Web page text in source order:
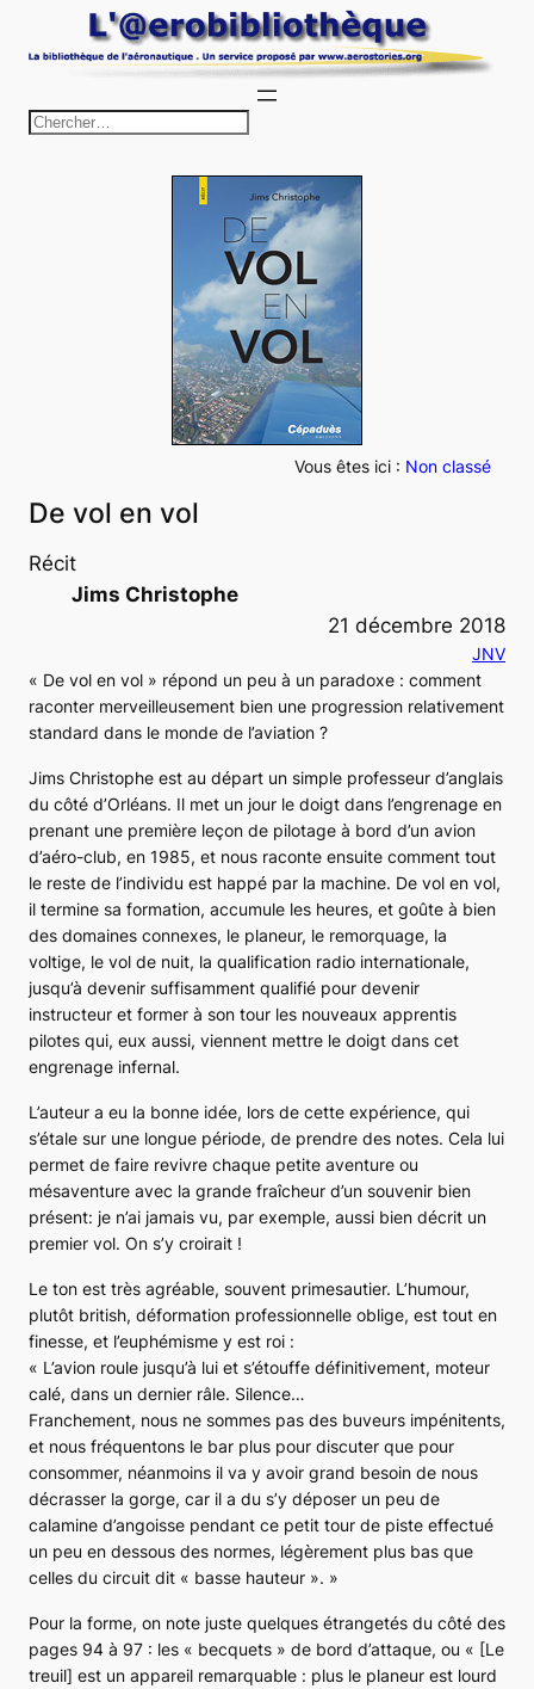
au
c
h
e
r
c
h
e
r
Vous êtes ici : Non classé
De vol en vol
Récit
Jims Christophe
21 décembre 2018
JNV
« De vol en vol » répond un peu à un paradoxe : comment
raconter merveilleusement bien une progression relativement
standard dans le monde de l’aviation ?
Jims Christophe est au départ un simple professeur d’anglais
du côté d’Orléans. Il met un jour le doigt dans l’engrenage en
prenant une première leçon de pilotage à bord d’un avion
d’aéro-club, en 1985, et nous raconte ensuite comment tout
le reste de l’individu est happé par la machine. De vol en vol,
il termine sa formation, accumule les heures, et goûte à bien
des domaines connexes, le planeur, le remorquage, la
voltige, le vol de nuit, la qualification radio internationale,
jusqu’à devenir suffisamment qualifié pour devenir
instructeur et former à son tour les nouveaux apprentis
pilotes qui, eux aussi, viennent mettre le doigt dans cet
engrenage infernal.
L’auteur a eu la bonne idée, lors de cette expérience, qui
s’étale sur une longue période, de prendre des notes. Cela lui
permet de faire revivre chaque petite aventure ou
mésaventure avec la grande fraîcheur d’un souvenir bien
présent: je n’ai jamais vu, par exemple, aussi bien décrit un
premier vol. On s’y croirait !
Le ton est très agréable, souvent primesautier. L’humour,
plutôt british, déformation professionnelle oblige, est tout en
finesse, et l’euphémisme y est roi :
« L’avion roule jusqu’à lui et s’étouffe définitivement, moteur
calé, dans un dernier râle. Silence…
Franchement, nous ne sommes pas des buveurs impénitents,
et nous fréquentons le bar plus pour discuter que pour
consommer, néanmoins il va y avoir grand besoin de nous
décrasser la gorge, car il a du s’y déposer un peu de
calamine d’angoisse pendant ce petit tour de piste effectué
un peu en dessous des normes, légèrement plus bas que
celles du circuit dit « basse hauteur ». »
Pour la forme, on note juste quelques étrangetés du côté des
pages 94 à 97 : les « becquets » de bord d’attaque, ou « [Le
treuil] est un appareil remarquable : plus le planeur est lourd